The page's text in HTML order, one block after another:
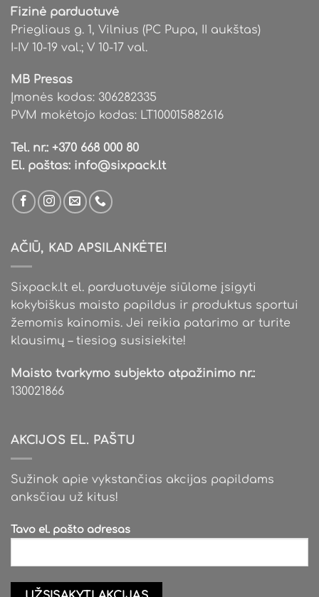
chosen
the
product
Fizinė parduotuvė
Priegliaus g. 1, Vilnius (PC Pupa, II aukštas)
I-IV 10-19 val.; V 10-17 val.
MB Presas
Įmonės kodas: 306282335
PVM mokėtojo kodas: LT100015882616
Tel. nr.: +370 668 000 80
El. paštas: info@sixpack.lt
AČIŪ, KAD APSILANKĖTE!
Sixpack.lt el. parduotuvėje siūlome įsigyti
kokybiškus maisto papildus ir produktus sportui
žemomis kainomis. Jei reikia patarimo ar turite
klausimų – tiesiog susisiekite!
Maisto tvarkymo subjekto atpažinimo nr.:
130021866
AKCIJOS EL. PAŠTU
Sužinok apie vykstančias akcijas papildams
anksčiau už kitus!
Tavo el. pašto adresas